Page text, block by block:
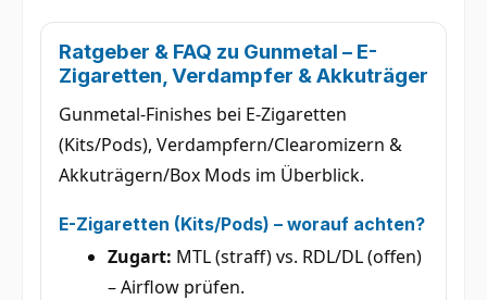
Ratgeber & FAQ zu Gunmetal – E-
Zigaretten, Verdampfer & Akkuträger
Gunmetal-Finishes bei E-Zigaretten
(Kits/Pods), Verdampfern/Clearomizern &
Akkuträgern/Box Mods im Überblick.
E-Zigaretten (Kits/Pods) – worauf achten?
Zugart: MTL (straff) vs. RDL/DL (offen)
– Airflow prüfen.